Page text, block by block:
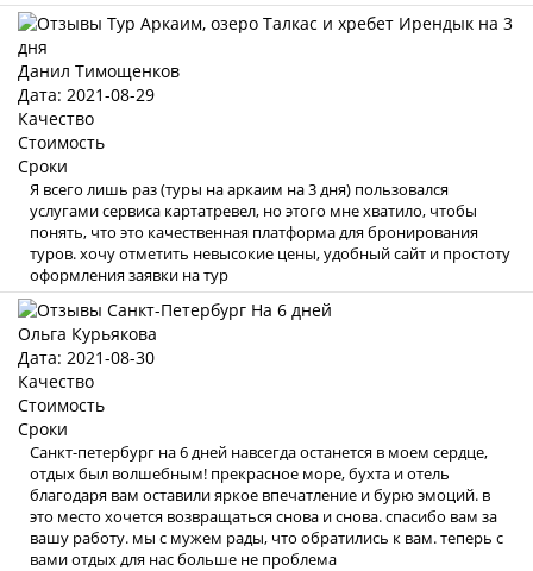
Данил Тимощенков
Дата: 2021-08-29
Качество
Стоимость
Сроки
Я всего лишь раз (туры на аркаим на 3 дня) пользовался
услугами сервиса картатревел, но этого мне хватило, чтобы
понять, что это качественная платформа для бронирования
туров. хочу отметить невысокие цены, удобный сайт и простоту
оформления заявки на тур
Ольга Курьякова
Дата: 2021-08-30
Качество
Стоимость
Сроки
Санкт-петербург на 6 дней навсегда останется в моем сердце,
отдых был волшебным! прекрасное море, бухта и отель
благодаря вам оставили яркое впечатление и бурю эмоций. в
это место хочется возвращаться снова и снова. спасибо вам за
вашу работу. мы с мужем рады, что обратились к вам. теперь с
вами отдых для нас больше не проблема